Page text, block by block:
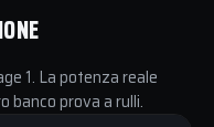
1. La potenza reale
banco prova a rulli.